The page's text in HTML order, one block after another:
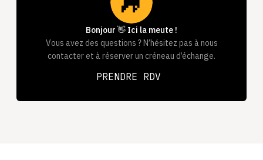
Bonjour 👋 Ici la meute !
Vous avez des questions ? N’hésitez pas à nous
contacter et à réserver un créneau d’échange.
PRENDRE RDV